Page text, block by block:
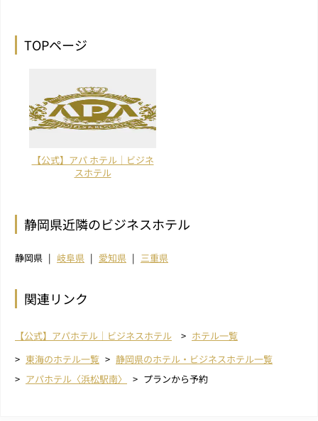
TOPページ
【公式】アパ ホテル｜ビジネ
スホテル
静岡県近隣のビジネスホテル
静岡県 岐阜県 愛知県 三重県
関連リンク
【公式】アパホテル｜ビジネスホテル
ホテル一覧
東海のホテル一覧
静岡県のホテル・ビジネスホテル一覧
アパホテル〈浜松駅南〉
プランから予約